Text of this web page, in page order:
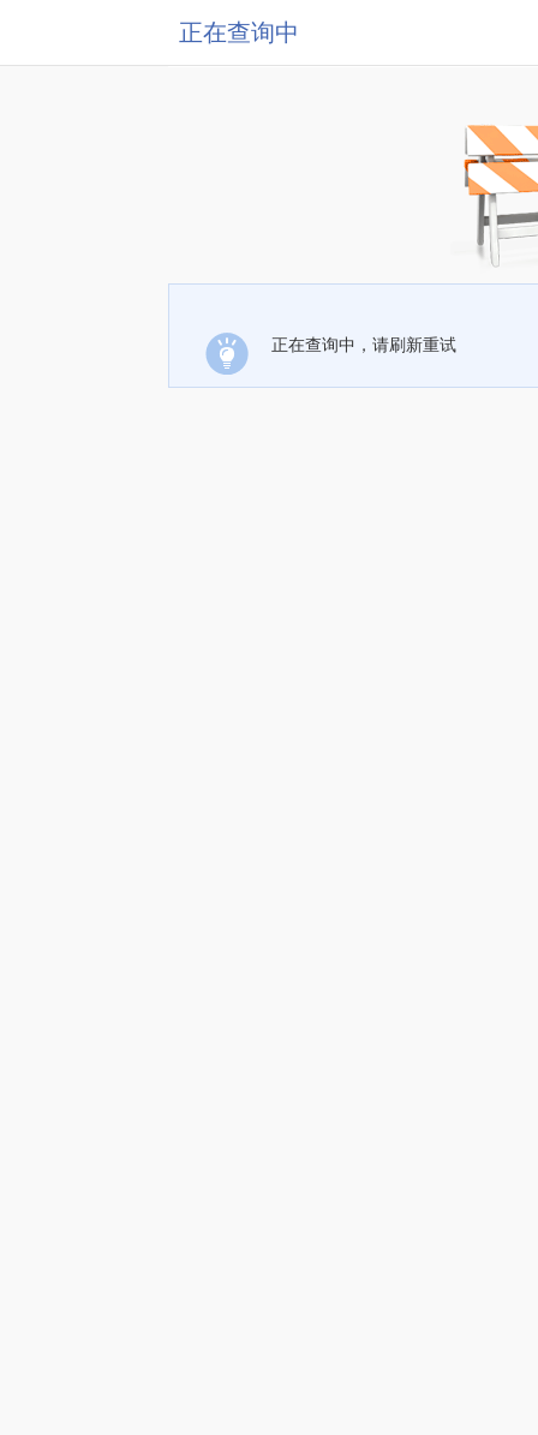
正在查询中
正在查询中，请刷新重试